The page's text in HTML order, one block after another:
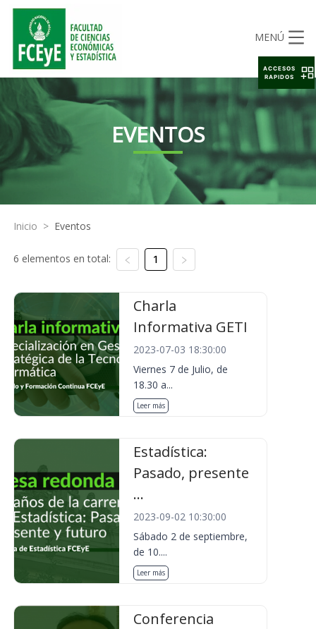
MENÚ
EVENTOS
Inicio > Eventos
6 elementos en total: 1
Charla
Informativa GETI
2023-07-03 18:30:00
Viernes 7 de Julio, de
18.30 a...
Leer más
Estadística:
Pasado, presente
...
2023-09-02 10:30:00
Sábado 2 de septiembre,
de 10....
Leer más
Conferencia
ACCESOS
RAPIDOS